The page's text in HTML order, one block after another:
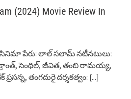
(2024) Movie Review In
పేరు: లాల్ సలామ్ నటీనటులు:
సెంథిల్, జీవిత, తంబి రామయ్య,
తంగదురై దర్శకత్వం: [...]